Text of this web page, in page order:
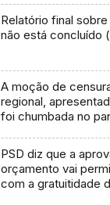
Relatório final
não está concluído
A moção de
regional,
foi chumbada no
PSD diz que a
orçamento vai
com a gratuitidade